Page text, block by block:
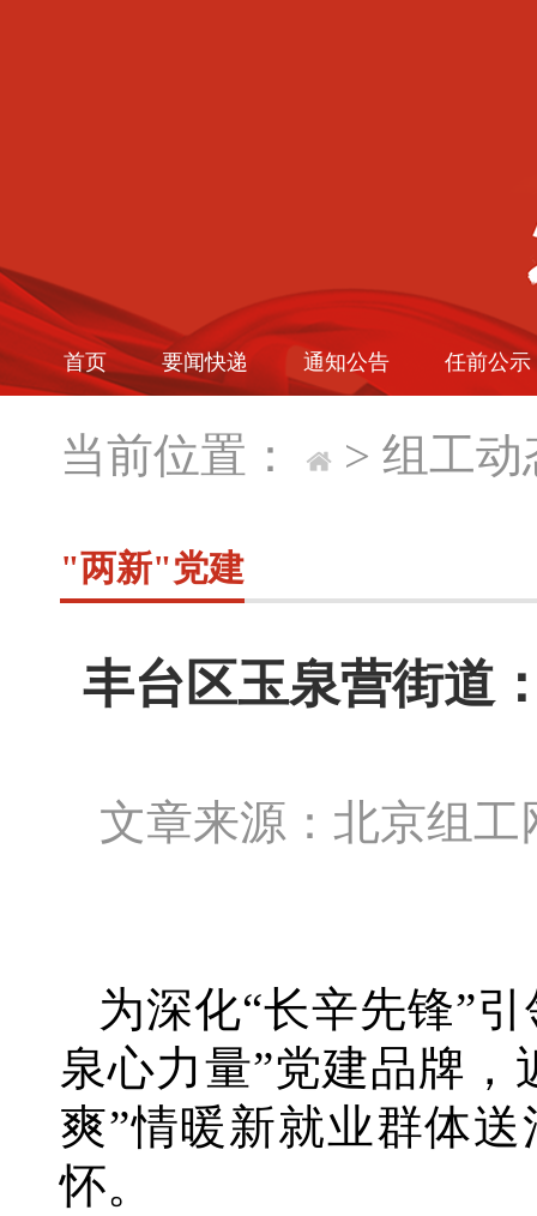
首页 要闻快递 通知公告 任前公示
当前位置： > 组工动
"两新"党建
丰台区玉泉营街道
文章来源：北京
为深化“长辛先锋”
泉心力量”党建品牌
爽”情暖新就业群体
怀。